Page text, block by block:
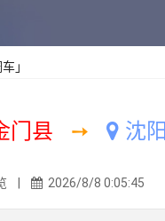
」
门县 ➙ 沈阳
| 2026/8/8 0:05:45